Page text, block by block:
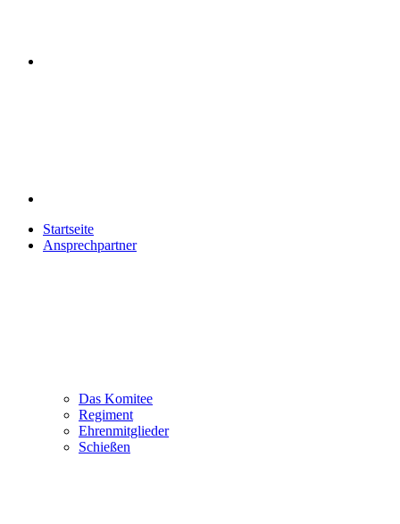
Startseite
Ansprechpartner
Das Komitee
Regiment
Ehrenmitglieder
Schießen